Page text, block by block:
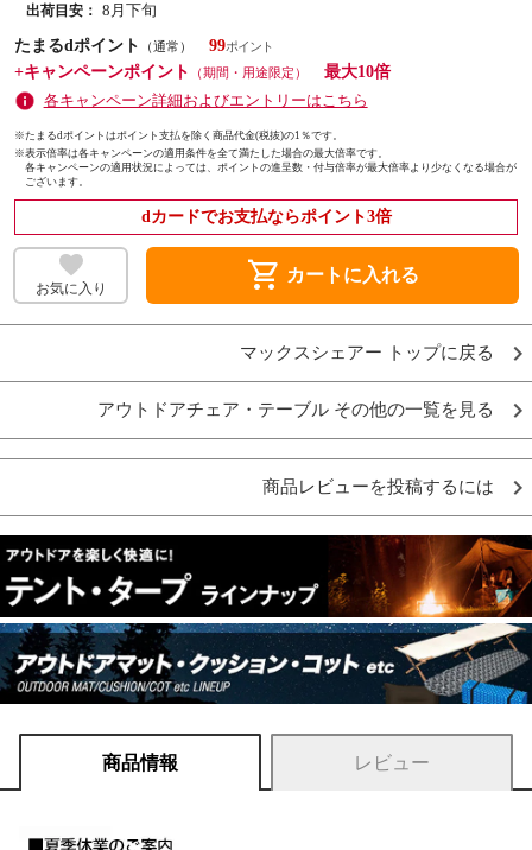
出荷目安： 8月下旬
たまるdポイント
（通常）
99
+キャンペーンポイント
（期間・用途限定）
最大10倍
各キャンペーン詳細およびエントリーはこちら
※たまるdポイントはポイント支払を除く商品代金(税抜)の1％です。
※表示倍率は各キャンペーンの適用条件を全て満たした場合の最大倍率です。
各キャンペーンの適用状況によっては、ポイントの進呈数・付与倍率が最大倍率より少なくなる場合が
ございます。
dカードでお支払ならポイント3倍
お気に入り shopping_cart カートに入れる
マックスシェアー トップに戻る
アウトドアチェア・テーブル その他の一覧を見る
商品レビューを投稿するには
商品情報 レビュー